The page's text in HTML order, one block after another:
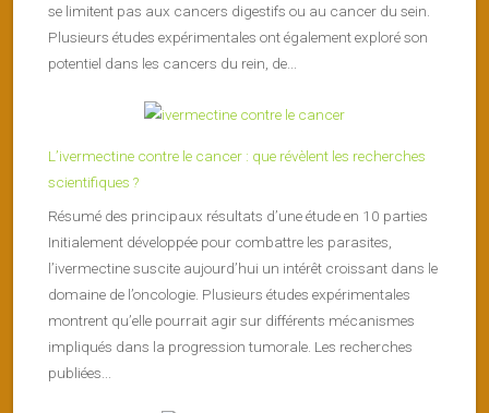
se limitent pas aux cancers digestifs ou au cancer du sein.
Plusieurs études expérimentales ont également exploré son
potentiel dans les cancers du rein, de...
L’ivermectine contre le cancer : que révèlent les recherches
scientifiques ?
Résumé des principaux résultats d’une étude en 10 parties
Initialement développée pour combattre les parasites,
l’ivermectine suscite aujourd’hui un intérêt croissant dans le
domaine de l’oncologie. Plusieurs études expérimentales
montrent qu’elle pourrait agir sur différents mécanismes
impliqués dans la progression tumorale. Les recherches
publiées...